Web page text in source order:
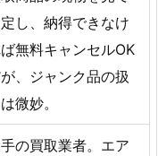
し、納得できなけ
無料キャンセルOK
、ジャンク品の扱
微妙。
の買取業者。エア